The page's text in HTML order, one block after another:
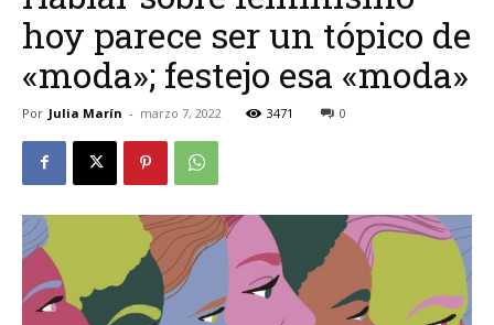
hoy parece ser un tópico de
«moda»; festejo esa «moda»
Por Julia Marín - marzo 7, 2022 3471 0